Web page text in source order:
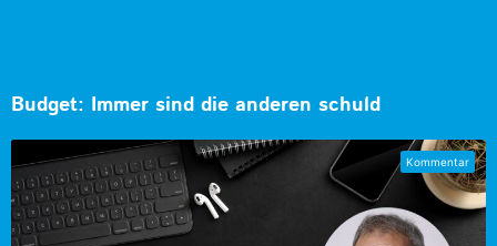
Budget: Immer sind die anderen schuld